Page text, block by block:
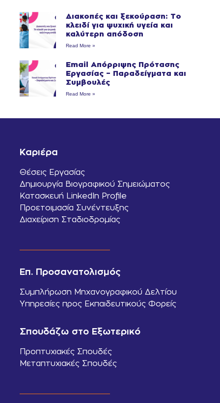
Διακοπές και ξεκούραση: Το
κλειδί για ψυχική υγεία και
καλύτερη απόδοση
Read More »
Email Απόρριψης Πρότασης
Εργασίας – Παραδείγματα και
Συμβουλές
Read More »
Καριέρα
Θέσεις Εργασίας
Δημιουργία Βιογραφικού Σημειώματος
Κατασκευή LinkedIn Profile
Προετοιμασία Συνέντευξης
Διαχείριση Σταδιοδρομίας
Επ. Προσανατολισμός
Συμπλήρωση Μηχανογραφικού Δελτίου
Υπηρεσίες προς Εκπαιδευτικούς Φορείς
Σπουδάζω στο Εξωτερικό
Προπτυχιακές Σπουδές
Μεταπτυχιακές Σπουδές